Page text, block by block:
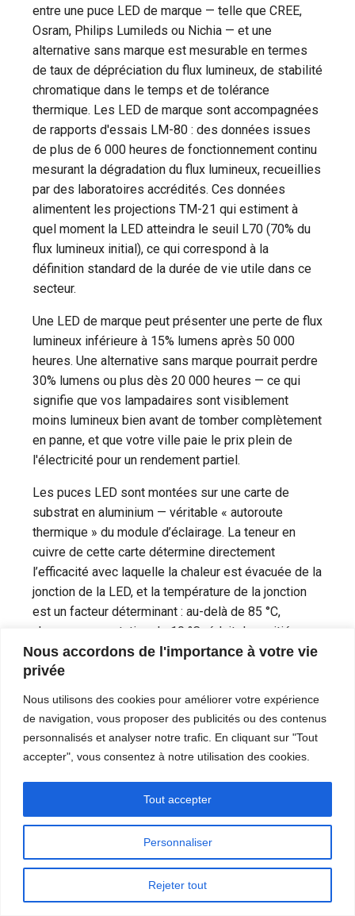
Nous accordons de l'importance à votre vie
privée
Nous utilisons des cookies pour améliorer votre expérience
de navigation, vous proposer des publicités ou des contenus
personnalisés et analyser notre trafic. En cliquant sur "Tout
accepter", vous consentez à notre utilisation des cookies.
Personnaliser
Rejeter tout
Tout accepter
entre une puce LED de marque — telle que CREE,
Osram, Philips Lumileds ou Nichia — et une
alternative sans marque est mesurable en termes
de taux de dépréciation du flux lumineux, de stabilité
chromatique dans le temps et de tolérance
thermique. Les LED de marque sont accompagnées
de rapports d'essais LM-80 : des données issues
de plus de 6 000 heures de fonctionnement continu
mesurant la dégradation du flux lumineux, recueillies
par des laboratoires accrédités. Ces données
alimentent les projections TM-21 qui estiment à
quel moment la LED atteindra le seuil L70 (70% du
flux lumineux initial), ce qui correspond à la
définition standard de la durée de vie utile dans ce
secteur.
Une LED de marque peut présenter une perte de flux
lumineux inférieure à 15% lumens après 50 000
heures. Une alternative sans marque pourrait perdre
30% lumens ou plus dès 20 000 heures — ce qui
signifie que vos lampadaires sont visiblement
moins lumineux bien avant de tomber complètement
en panne, et que votre ville paie le prix plein de
l'électricité pour un rendement partiel.
Les puces LED sont montées sur une carte de
substrat en aluminium — véritable « autoroute
thermique » du module d’éclairage. La teneur en
cuivre de cette carte détermine directement
l’efficacité avec laquelle la chaleur est évacuée de la
jonction de la LED, et la température de la jonction
est un facteur déterminant : au-delà de 85 °C,
chaque augmentation de 10 °C réduit de moitié
environ la durée de vie restante de la LED.
Demandez au fabricant les spécifications relatives
thermique de la carte de substrat.
Circuits d'attaque et électronique de
puissance : le cœur de la fiabilité
Voici un fait qui surprend la plupart des acheteurs
le courant alternatif du réseau en courant continu,
dont la tension est précisément adaptée aux